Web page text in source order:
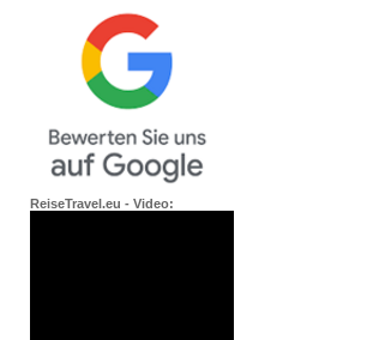
ReiseTravel.eu - Video: